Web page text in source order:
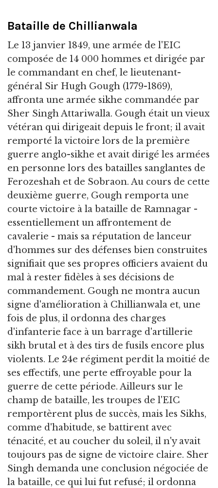
Bataille de Chillianwala
Le 13 janvier 1849, une armée de l'EIC
composée de 14 000 hommes et dirigée par
le commandant en chef, le lieutenant-
général Sir Hugh Gough (1779-1869),
affronta une armée sikhe commandée par
Sher Singh Attariwalla. Gough était un vieux
vétéran qui dirigeait depuis le front; il avait
remporté la victoire lors de la première
guerre anglo-sikhe et avait dirigé les armées
en personne lors des batailles sanglantes de
Ferozeshah et de Sobraon. Au cours de cette
deuxième guerre, Gough remporta une
courte victoire à la bataille de Ramnagar -
essentiellement un affrontement de
cavalerie - mais sa réputation de lanceur
d'hommes sur des défenses bien construites
signifiait que ses propres officiers avaient du
mal à rester fidèles à ses décisions de
commandement. Gough ne montra aucun
signe d'amélioration à Chillianwala et, une
fois de plus, il ordonna des charges
d'infanterie face à un barrage d'artillerie
sikh brutal et à des tirs de fusils encore plus
violents. Le 24e régiment perdit la moitié de
ses effectifs, une perte effroyable pour la
guerre de cette période. Ailleurs sur le
champ de bataille, les troupes de l'EIC
remportèrent plus de succès, mais les Sikhs,
comme d'habitude, se battirent avec
ténacité, et au coucher du soleil, il n'y avait
toujours pas de signe de victoire claire. Sher
Singh demanda une conclusion négociée de
la bataille, ce qui lui fut refusé; il ordonna